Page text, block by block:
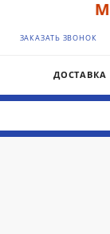
ЗАКАЗАТЬ ЗВОНОК
ДОСТАВКА